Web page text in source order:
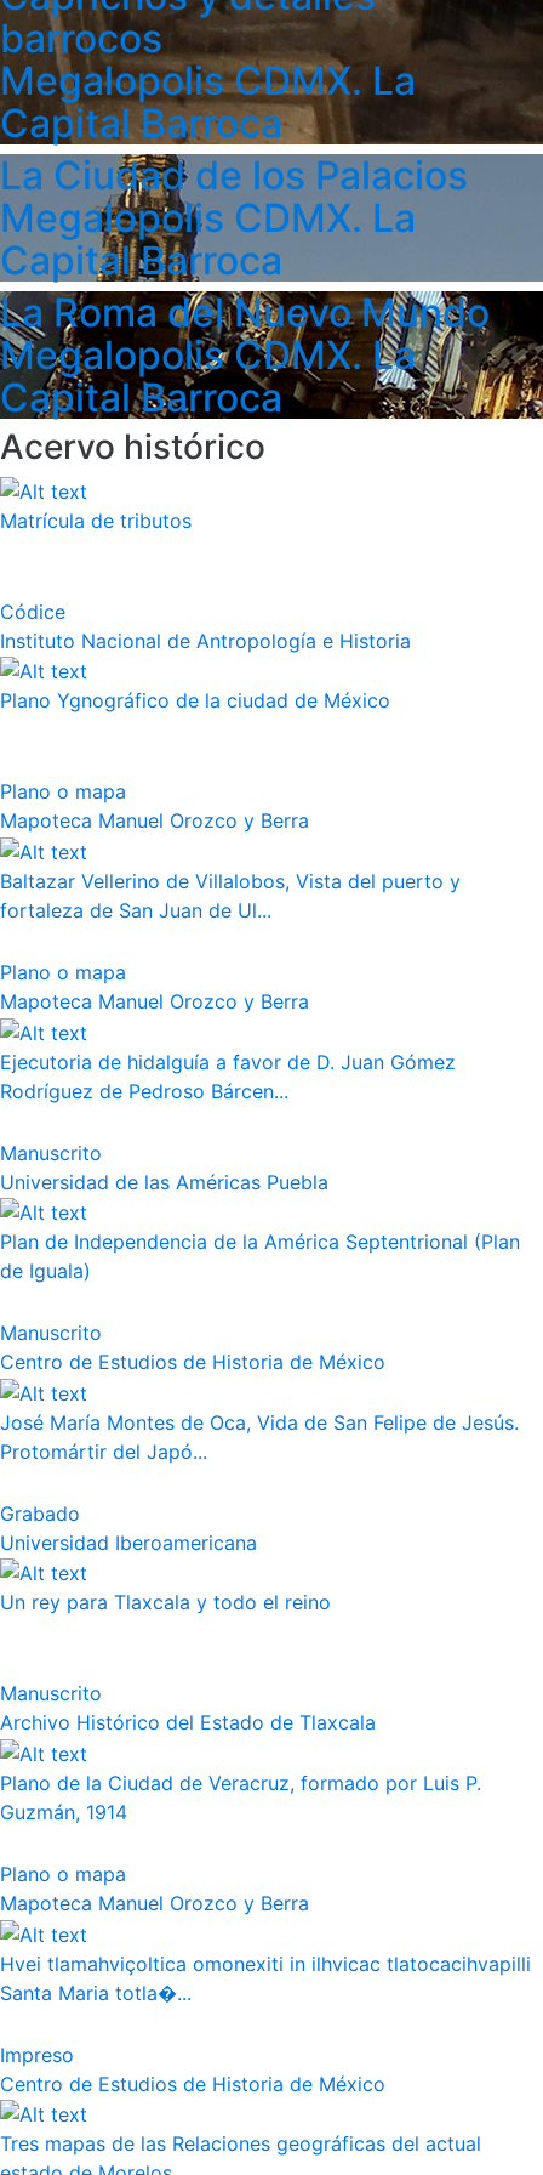
barrocos
Megalopolis CDMX. La
Capital Barroca
La Ciudad de los Palacios
Megalopolis CDMX. La
Capital Barroca
La Roma del Nuevo Mundo
Megalopolis CDMX. La
Capital Barroca
Acervo histórico
Matrícula de tributos
Códice
Instituto Nacional de Antropología e Historia
Plano Ygnográfico de la ciudad de México
Plano o mapa
Mapoteca Manuel Orozco y Berra
Baltazar Vellerino de Villalobos, Vista del puerto y
fortaleza de San Juan de Ul...
Plano o mapa
Mapoteca Manuel Orozco y Berra
Ejecutoria de hidalguía a favor de D. Juan Gómez
Rodríguez de Pedroso Bárcen...
Manuscrito
Universidad de las Américas Puebla
Plan de Independencia de la América Septentrional (Plan
de Iguala)
Manuscrito
Centro de Estudios de Historia de México
José María Montes de Oca, Vida de San Felipe de Jesús.
Protomártir del Japó...
Grabado
Universidad Iberoamericana
Un rey para Tlaxcala y todo el reino
Manuscrito
Archivo Histórico del Estado de Tlaxcala
Plano de la Ciudad de Veracruz, formado por Luis P.
Guzmán, 1914
Plano o mapa
Mapoteca Manuel Orozco y Berra
Hvei tlamahviçoltica omonexiti in ilhvicac tlatocacihvapilli
Santa Maria totla�...
Impreso
Centro de Estudios de Historia de México
Tres mapas de las Relaciones geográficas del actual